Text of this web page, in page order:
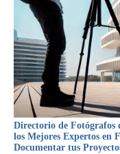
Directorio de Fotógrafos
los Mejores Expertos en
Documentar tus